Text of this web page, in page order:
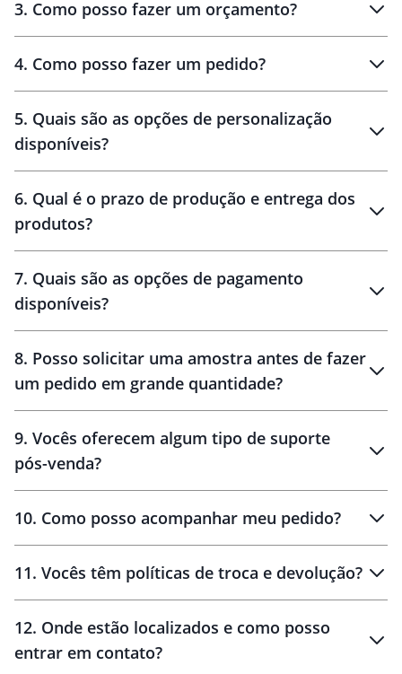
personalizados
3. Como posso fazer um orçamento?
brinde
personalização
4. Como posso fazer um pedido?
amostra virtual
5. Quais são as opções de personalização
disponíveis?
6. Qual é o prazo de produção e entrega dos
produtos?
10 dias
brinde
48 horas
7. Quais são as opções de pagamento
disponíveis?
8. Posso solicitar uma amostra antes de fazer
um pedido em grande quantidade?
amostras
9. Vocês oferecem algum tipo de suporte
pós-venda?
10. Como posso acompanhar meu pedido?
11. Vocês têm políticas de troca e devolução?
30 dias
12. Onde estão localizados e como posso
entrar em contato?